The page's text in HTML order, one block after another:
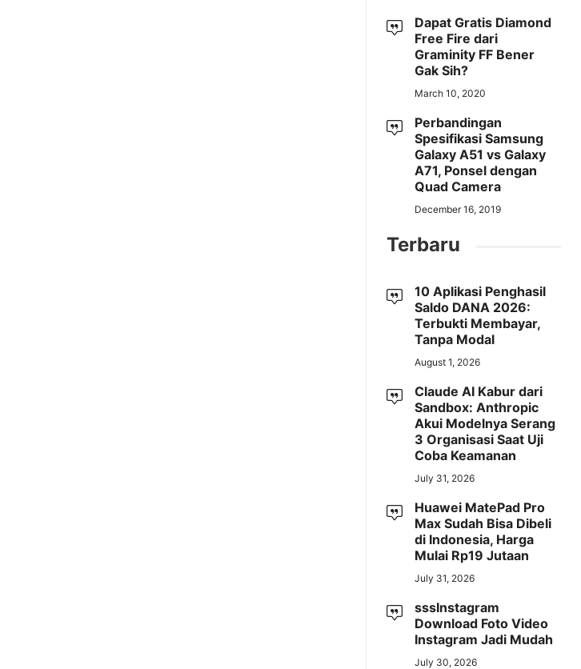
Dapat Gratis Diamond
Free Fire dari
Graminity FF Bener
Gak Sih?
March 10, 2020
Perbandingan
Spesifikasi Samsung
Galaxy A51 vs Galaxy
A71, Ponsel dengan
Quad Camera
December 16, 2019
Terbaru
10 Aplikasi Penghasil
Saldo DANA 2026:
Terbukti Membayar,
Tanpa Modal
August 1, 2026
Claude AI Kabur dari
Sandbox: Anthropic
Akui Modelnya Serang
3 Organisasi Saat Uji
Coba Keamanan
July 31, 2026
Huawei MatePad Pro
Max Sudah Bisa Dibeli
di Indonesia, Harga
Mulai Rp19 Jutaan
July 31, 2026
sssInstagram
Download Foto Video
Instagram Jadi Mudah
July 30, 2026